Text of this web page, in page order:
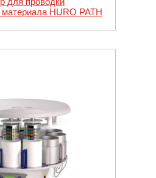
материала HURO PATH